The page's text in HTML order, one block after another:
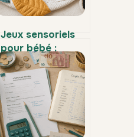
Jeux sensoriels
pour bébé :
comment stimuler
son éveil, choisir
les bonnes
matières et
garantir sa
sécurité ?